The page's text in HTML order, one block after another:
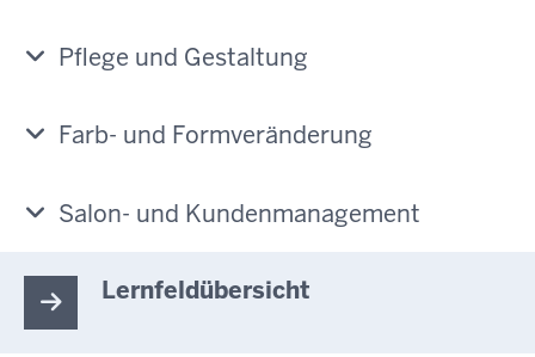
Pflege und Gestaltung
Farb- und Formveränderung
Salon- und Kundenmanagement
Lernfeldübersicht